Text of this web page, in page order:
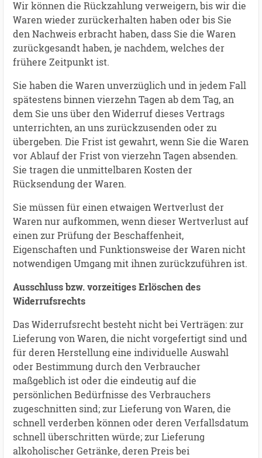
Wir können die Rückzahlung verweigern, bis wir die
Waren wieder zurückerhalten haben oder bis Sie
den Nachweis erbracht haben, dass Sie die Waren
zurückgesandt haben, je nachdem, welches der
frühere Zeitpunkt ist.
Sie haben die Waren unverzüglich und in jedem Fall
spätestens binnen vierzehn Tagen ab dem Tag, an
dem Sie uns über den Widerruf dieses Vertrags
unterrichten, an uns zurückzusenden oder zu
übergeben. Die Frist ist gewahrt, wenn Sie die Waren
vor Ablauf der Frist von vierzehn Tagen absenden.
Sie tragen die unmittelbaren Kosten der
Rücksendung der Waren.
Sie müssen für einen etwaigen Wertverlust der
Waren nur aufkommen, wenn dieser Wertverlust auf
einen zur Prüfung der Beschaffenheit,
Eigenschaften und Funktionsweise der Waren nicht
notwendigen Umgang mit ihnen zurückzuführen ist.
Ausschluss bzw. vorzeitiges Erlöschen des
Widerrufsrechts
Das Widerrufsrecht besteht nicht bei Verträgen: zur
Lieferung von Waren, die nicht vorgefertigt sind und
für deren Herstellung eine individuelle Auswahl
oder Bestimmung durch den Verbraucher
maßgeblich ist oder die eindeutig auf die
persönlichen Bedürfnisse des Verbrauchers
zugeschnitten sind; zur Lieferung von Waren, die
schnell verderben können oder deren Verfallsdatum
schnell überschritten würde; zur Lieferung
alkoholischer Getränke, deren Preis bei